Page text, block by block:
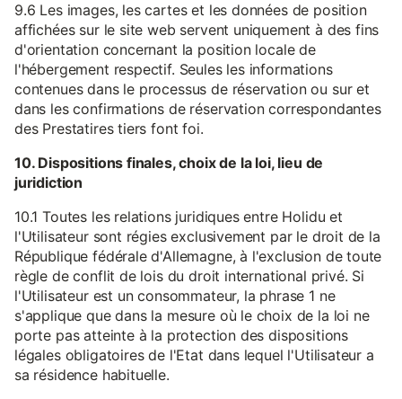
9.6 Les images, les cartes et les données de position
affichées sur le site web servent uniquement à des fins
d'orientation concernant la position locale de
l'hébergement respectif. Seules les informations
contenues dans le processus de réservation ou sur et
dans les confirmations de réservation correspondantes
des Prestatires tiers font foi.
10. Dispositions finales, choix de la loi, lieu de
juridiction
10.1 Toutes les relations juridiques entre Holidu et
l'Utilisateur sont régies exclusivement par le droit de la
République fédérale d'Allemagne, à l'exclusion de toute
règle de conflit de lois du droit international privé. Si
l'Utilisateur est un consommateur, la phrase 1 ne
s'applique que dans la mesure où le choix de la loi ne
porte pas atteinte à la protection des dispositions
légales obligatoires de l'Etat dans lequel l'Utilisateur a
sa résidence habituelle.